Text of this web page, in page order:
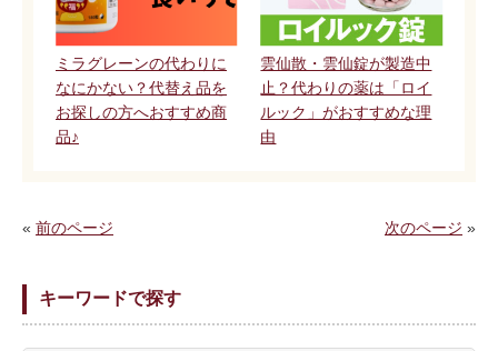
ミラグレーンの代わりに
なにかない？代替え品を
お探しの方へおすすめ商
品♪
雲仙散・雲仙錠が製造中
止？代わりの薬は「ロイ
ルック」がおすすめな理
由
« 前のページ 次のページ »
キーワードで探す